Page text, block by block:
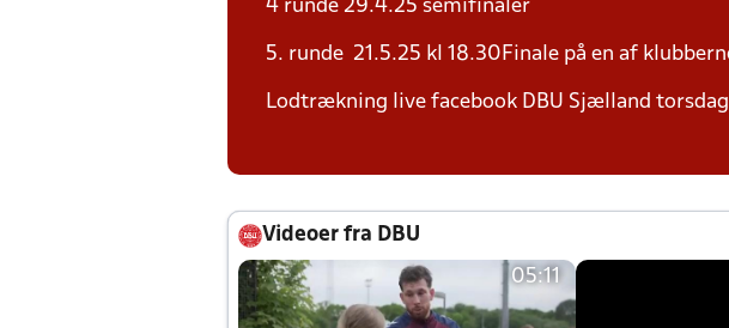
4 runde 29.4.25 semifinaler
5. runde 21.5.25 kl 18.30Finale på en af
Lodtrækning live facebook DBU Sjælland
Videoer fra DBU
05:11